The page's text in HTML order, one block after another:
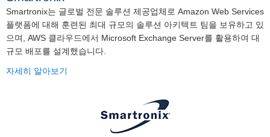
Smartronix는 글로벌 전문 솔루션 제공업체로 Amazon Web Services
플랫폼에 대해 훈련된 최대 규모의 솔루션 아키텍트 팀을 보유하고 있
으며, AWS 클라우드에서 Microsoft Exchange Server를 활용하여 대
규모 배포를 설계했습니다.
자세히 알아보기